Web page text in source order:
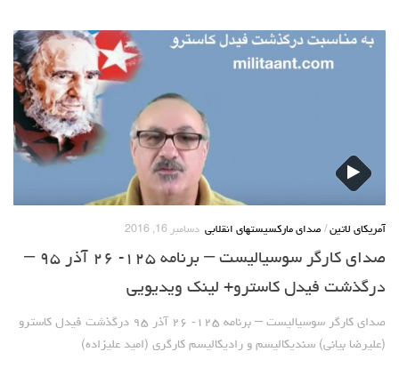
آمریکای لاتین / صدای مارکسیستهای انقلابی دسامبر 16, 2016
صدای کارگر سوسیالیست – برنامه ۱۲۵- ۲۶ آذر ۹۵ –
درگذشت فیدل کاسترو+ لینک ویدیویی
صدای کارگر سوسیالیست – برنامه ۱۲۵- ۲۶ آذر ۹۵ درگذشت فیدل کاسترو
(علیرضا بیانی) سندیکالیسم و رادیکالیسم کارگری (امید علیزاده)